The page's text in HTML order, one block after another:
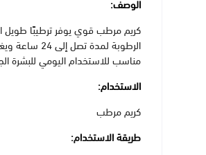
الوصف:
كريم مرطب قوي يوفر ترطيبًا طويل
الرطوبة
مناسب للاستخدام اليومي للبشرة
الاستخدام:
كريم مرطب
طريقة الاستخدام: